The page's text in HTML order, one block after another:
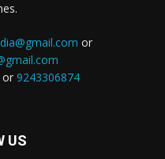
or
9243306874
US